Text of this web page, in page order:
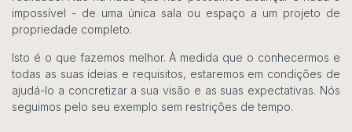
impossível - de uma única sala ou espaço a um projeto de
propriedade completo.
Isto é o que fazemos melhor. À medida que o conhecermos e
todas as suas ideias e requisitos, estaremos em condições de
ajudá-lo a concretizar a sua visão e as suas expectativas. Nós
seguimos pelo seu exemplo sem restrições de tempo.